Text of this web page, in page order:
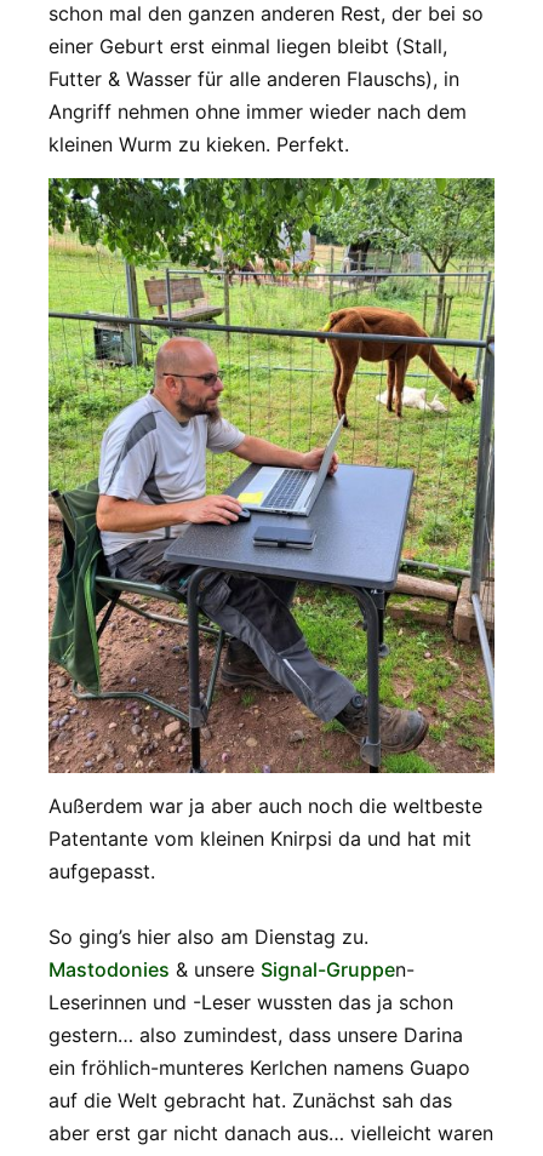
schon mal den ganzen anderen Rest, der bei so
einer Geburt erst einmal liegen bleibt (Stall,
Futter & Wasser für alle anderen Flauschs), in
Angriff nehmen ohne immer wieder nach dem
kleinen Wurm zu kieken. Perfekt.
Außerdem war ja aber auch noch die weltbeste
Patentante vom kleinen Knirpsi da und hat mit
aufgepasst.
So ging’s hier also am Dienstag zu.
Mastodonies & unsere Signal-Gruppen-
Leserinnen und -Leser wussten das ja schon
gestern… also zumindest, dass unsere Darina
ein fröhlich-munteres Kerlchen namens Guapo
auf die Welt gebracht hat. Zunächst sah das
aber erst gar nicht danach aus… vielleicht waren